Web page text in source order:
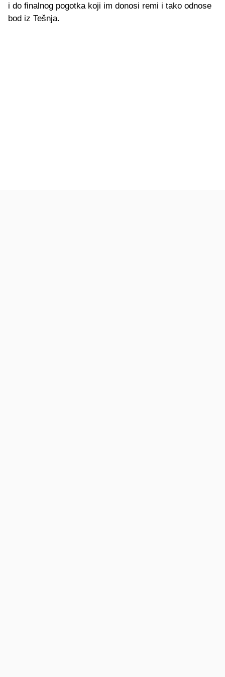
i do finalnog pogotka koji im donosi remi i tako odnose
bod iz Tešnja.